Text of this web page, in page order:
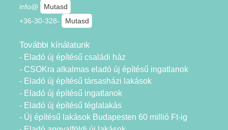
info@
Mutasd
+36-30-328-
Mutasd
További kínálatunk
- Eladó új építésű családi ház
- CSOKra alkalmas eladó új építésű ingatlanok
- Eladó új építésű társasházi lakások
- Eladó új építésű ingatlanok
- Eladó új építésű téglalakás
- Új építésű lakások Budapesten 60 millió Ft-ig